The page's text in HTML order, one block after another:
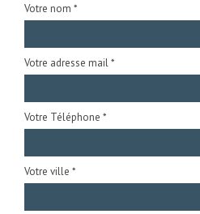
Votre nom *
Votre adresse mail *
Votre Téléphone *
Votre ville *